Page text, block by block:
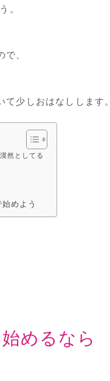
。
、
て少しおはなしします。
然としてる
めよう
めるなら